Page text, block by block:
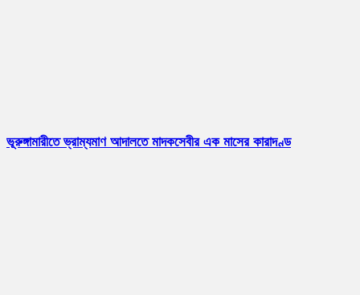
ভূরুঙ্গামারীতে ভ্রাম্যমাণ আদালতে মাদকসেবীর এক মাসের কারাদণ্ড